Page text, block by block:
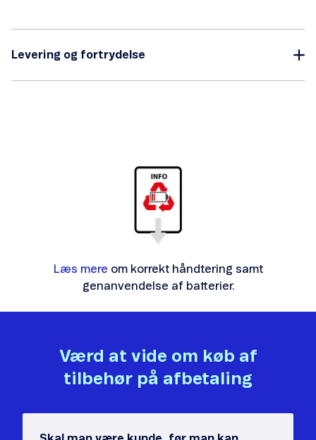
Levering og fortrydelse
Læs mere om korrekt håndtering samt
genanvendelse af batterier.
Værd at vide om køb af
tilbehør på afbetaling